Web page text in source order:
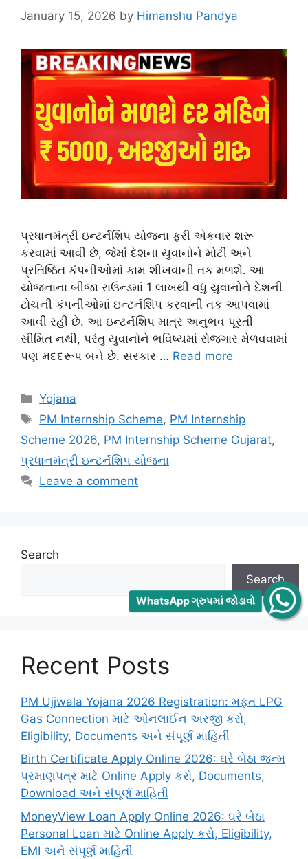
January 15, 2026 by Himanshu Pandya
પ્રધાનમંત્રી ઇન્ટર્નશિપ યોજના ફરી એકવાર શરૂ
કરવામાં આવી છે, જેમાં દેશના યુવાનોને મોટી અને
પ્રતિષ્ઠિત કંપનીઓમાં કામ શીખવાની તક મળશે. આ
યોજનાના બીજા રાઉન્ડમાં 1 લાખથી વધુ યુવાનોને દેશની
ટોચની કંપનીઓમાં ઇન્ટર્નશિપ કરવાની તક આપવામાં
આવી રહી છે. આ ઇન્ટર્નશિપ માત્ર અનુભવ પૂરતી
સીમિત નથી, પરંતુ યુવાનોને ભવિષ્યમાં રોજગાર મેળવવામાં
પણ મદદરૂપ બને છે. સરકાર … Read more
Categories
Yojana
Tags
PM Internship Scheme, PM Internship
Scheme 2026, PM Internship Scheme Gujarat,
પ્રધાનમંત્રી ઇન્ટર્નશિપ યોજના
Leave a comment
Search
Search
Recent Posts
PM Ujjwala Yojana 2026 Registration: મફત LPG
Gas Connection માટે ઓનલાઈન અરજી કરો,
Eligibility, Documents અને સંપૂર્ણ માહિતી
Birth Certificate Apply Online 2026: ઘરે બેઠા જન્મ
પ્રમાણપત્ર માટે Online Apply કરો, Documents,
Download અને સંપૂર્ણ માહિતી
MoneyView Loan Apply Online 2026: ઘરે બેઠા
Personal Loan માટે Online Apply કરો, Eligibility,
EMI અને સંપૂર્ણ માહિતી
WhatsApp ગ્રુપમાં જોડાવો